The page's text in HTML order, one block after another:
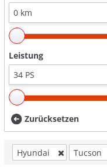
Leistung
Zurücksetzen
Hyundai Tucson